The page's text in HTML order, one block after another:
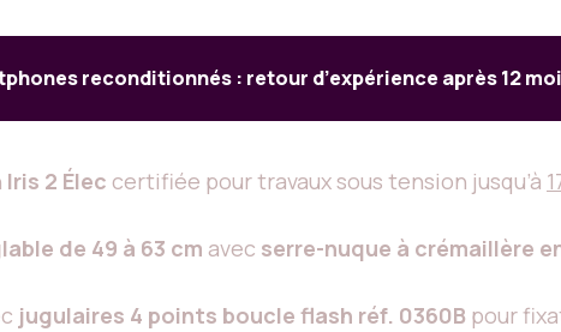
reconditionnés : retour d’expérience après 12
Iris 2 Élec certifiée pour travaux sous tension jusqu’à
de 49 à 63 cm avec serre-nuque à crémaillère
jugulaires 4 points boucle flash réf. 0360B pour